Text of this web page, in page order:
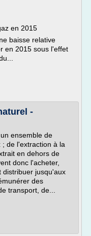
en 2015
baisse relative
en 2015 sous l'effet
-
ensemble de
de l'extraction à la
en dehors de
donc l'acheter,
distribuer jusqu'aux
des
transport, de...